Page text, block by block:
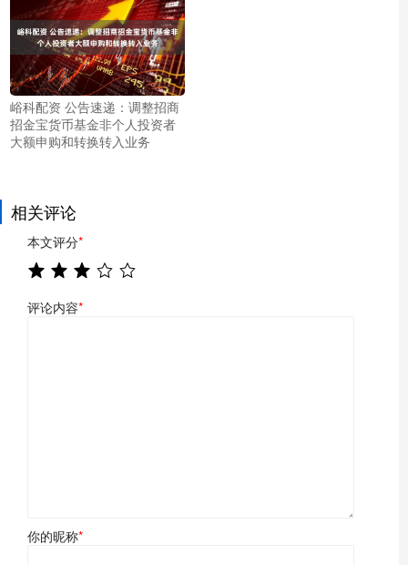
峪科配资 公告速递：调整招商
招金宝货币基金非个人投资者
大额申购和转换转入业务
相关评论
本文评分*
评论内容*
你的昵称*